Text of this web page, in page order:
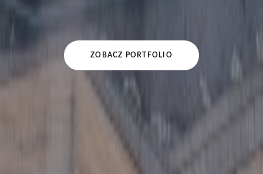
ZOBACZ PORTFOLIO